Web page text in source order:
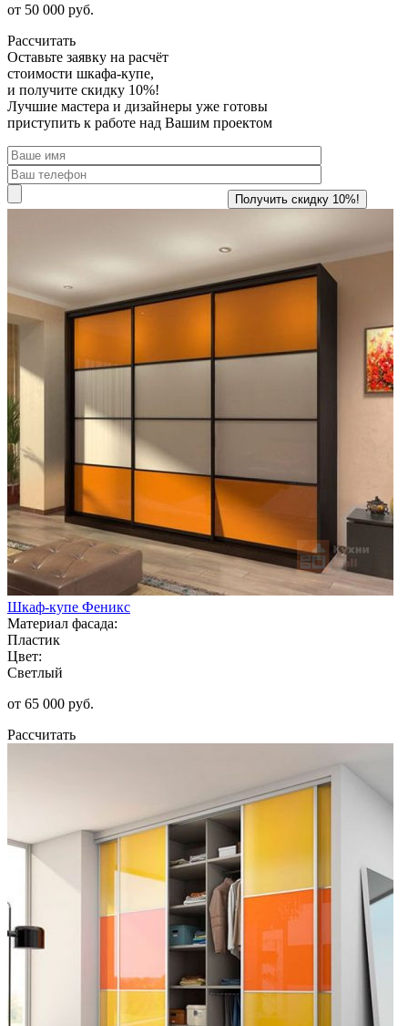
от 50 000 руб.
Рассчитать
Оставьте заявку на расчёт
стоимости шкафа-купе,
и получите скидку 10%!
Лучшие мастера и дизайнеры уже готовы
приступить к работе над Вашим проектом
Шкаф-купе Феникс
Материал фасада:
Пластик
Цвет:
Светлый
от 65 000 руб.
Рассчитать